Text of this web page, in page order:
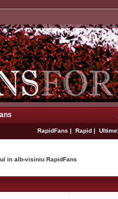
RapidFans | Rapid |
in alb-visiniu RapidFans